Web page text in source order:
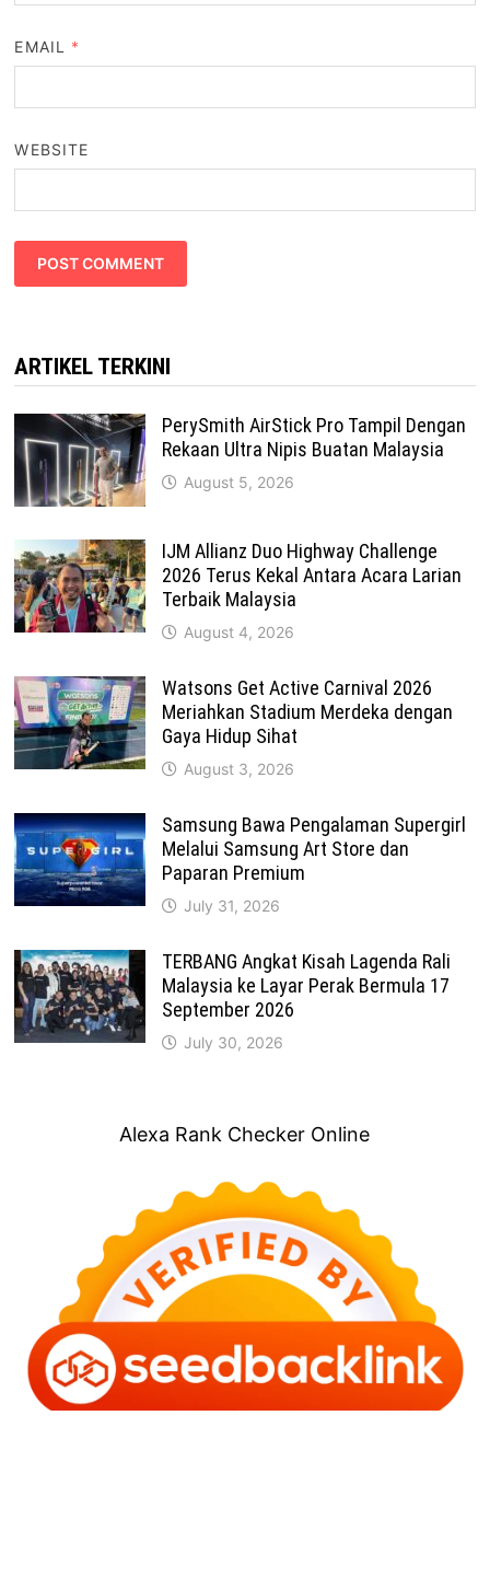
EMAIL *
WEBSITE
ARTIKEL TERKINI
PerySmith AirStick Pro Tampil Dengan
Rekaan Ultra Nipis Buatan Malaysia
August 5, 2026
IJM Allianz Duo Highway Challenge
2026 Terus Kekal Antara Acara Larian
Terbaik Malaysia
August 4, 2026
Watsons Get Active Carnival 2026
Meriahkan Stadium Merdeka dengan
Gaya Hidup Sihat
August 3, 2026
Samsung Bawa Pengalaman Supergirl
Melalui Samsung Art Store dan
Paparan Premium
July 31, 2026
TERBANG Angkat Kisah Lagenda Rali
Malaysia ke Layar Perak Bermula 17
September 2026
July 30, 2026
Alexa Rank Checker Online